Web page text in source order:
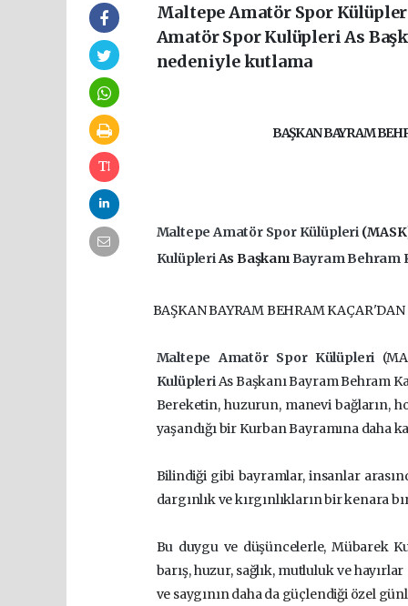
Maltepe Amatör Spor
Amatör Spor Kulüpleri As
nedeniyle kutlama
BAŞKAN BAYRAM
Maltepe Amatör Spor Külüpleri
KulüpleriAs Başkanı Bayram Behram
BAŞKAN BAYRAM BEHRAM
Maltepe Amatör Spor Külüpleri
Kulüpleri As Başkanı Bayram Behram
Bereketin, huzurun, manevi bağların,
yaşandığı bir Kurban Bayramına daha
Bilindiği gibi bayramlar, insanlar
dargınlık ve kırgınlıkların bir kenara
Bu duygu ve düşüncelerle, Mübarek
barış, huzur, sağlık, mutluluk ve
ve saygının daha da güçlendiği özel